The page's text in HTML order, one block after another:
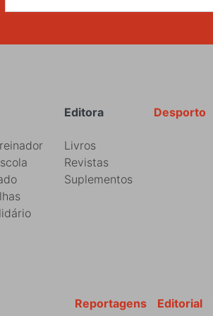
Desporto
Editora
Livros
Revistas
Suplementos
Editorial
Reportagens